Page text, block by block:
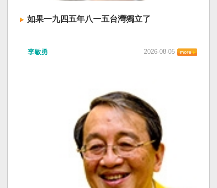
如果一九四五年八一五台灣獨立了
李敏勇 2026-08-05